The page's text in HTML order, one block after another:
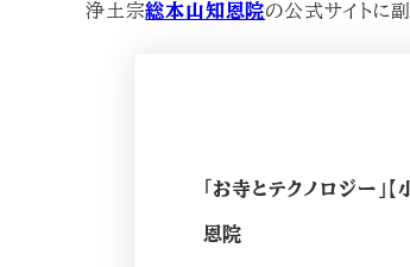
浄土宗総本山知恩院の公式サイトに
「お寺とテクノロジー
恩院